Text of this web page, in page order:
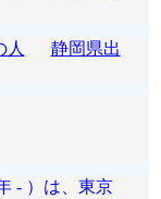
人
静岡県出
- ）は、東京